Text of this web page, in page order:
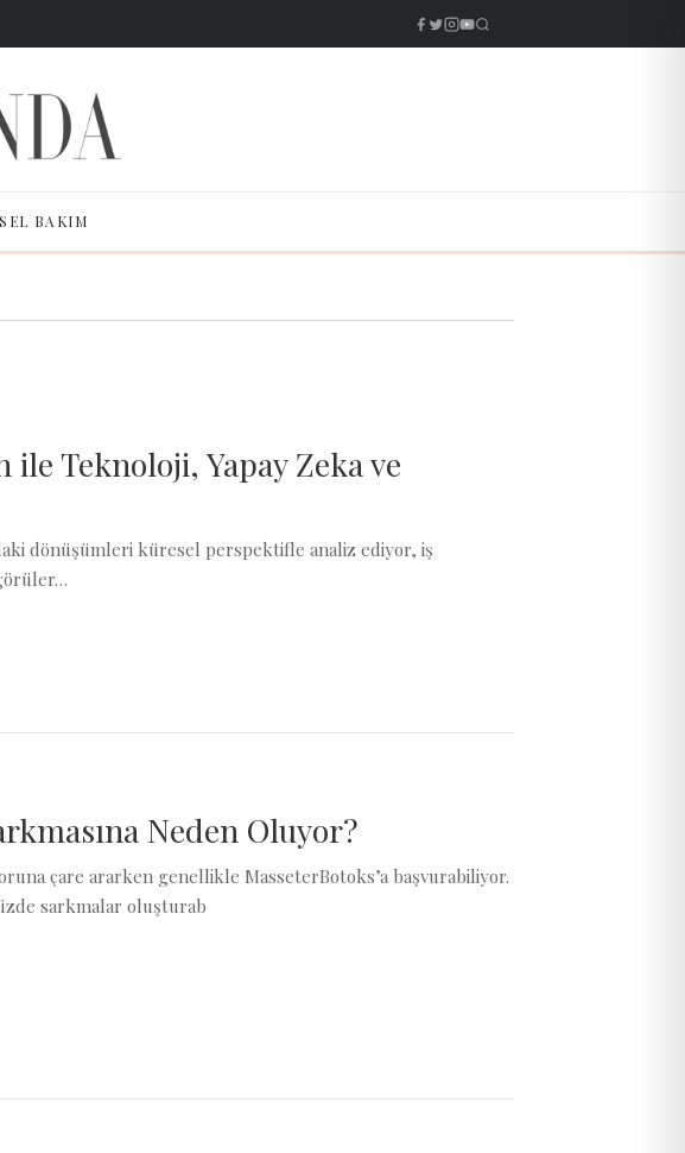
BAKIM
ile Teknoloji, Yapay Zeka ve
dönüşümleri küresel perspektifle analiz ediyor, iş
Neden Oluyor?
çare ararken genellikle MasseterBotoks’a başvurabiliyor.
sarkmalar oluşturab